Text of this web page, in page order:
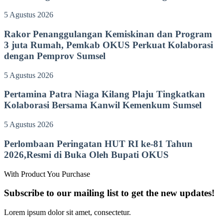
5 Agustus 2026
Rakor Penanggulangan Kemiskinan dan Program
3 juta Rumah, Pemkab OKUS Perkuat Kolaborasi
dengan Pemprov Sumsel
5 Agustus 2026
Pertamina Patra Niaga Kilang Plaju Tingkatkan
Kolaborasi Bersama Kanwil Kemenkum Sumsel
5 Agustus 2026
Perlombaan Peringatan HUT RI ke-81 Tahun
2026,Resmi di Buka Oleh Bupati OKUS
With Product You Purchase
Subscribe to our mailing list to get the new updates!
Lorem ipsum dolor sit amet, consectetur.